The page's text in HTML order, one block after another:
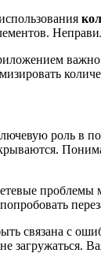
роль в
проблемы
связана с
загружаться.